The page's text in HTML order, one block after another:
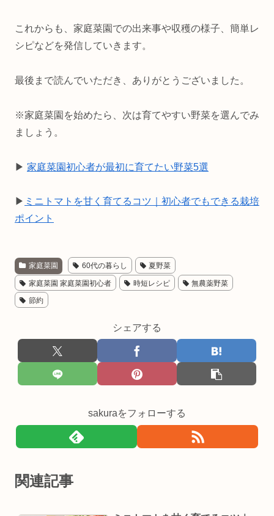
これからも、家庭菜園での出来事や収穫の様子、簡単レ
シピなどを発信していきます。
最後まで読んでいただき、ありがとうございました。
※家庭菜園を始めたら、次は育てやすい野菜を選んでみ
ましょう。
▶ 家庭菜園初心者が最初に育てたい野菜5選
▶ ミニトマトを甘く育てるコツ｜初心者でもできる栽培
ポイント
家庭菜園 60代の暮らし 夏野菜
家庭菜園 家庭菜園初心者 時短レシピ
無農薬野菜
節約
シェアする
sakuraをフォローする
関連記事